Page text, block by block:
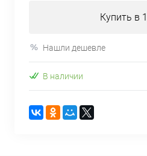
Купить в
Нашли дешевле
В наличии